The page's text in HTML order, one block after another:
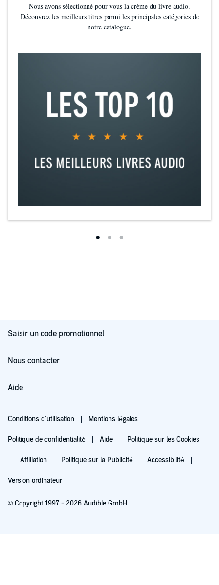
Nous avons sélectionné pour vous la crème du livre audio.
Découvrez les meilleurs titres parmi les principales catégories de
notre catalogue.
Saisir un code promotionnel
Nous contacter
Aide
Conditions d'utilisation Mentions légales
Politique de confidentialité Aide Politique sur les Cookies
Affiliation Politique sur la Publicité Accessibilité
Version ordinateur
© Copyright 1997 - 2026 Audible GmbH